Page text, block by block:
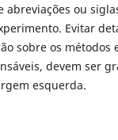
ou
Evitar
sobre os
devem ser
esquerda.